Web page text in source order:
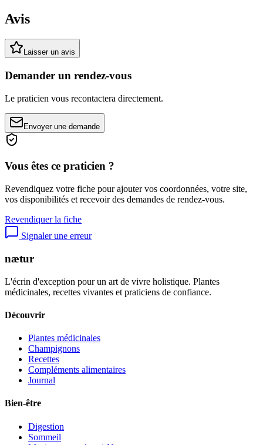
Avis
Laisser un avis
Demander un rendez-vous
Le praticien vous recontactera directement.
Envoyer une demande
Vous êtes ce praticien ?
Revendiquez votre fiche pour ajouter vos coordonnées, votre site,
vos disponibilités et recevoir des demandes de rendez-vous.
Revendiquer la fiche
Signaler une erreur
nætur
L'écrin d'exception pour un art de vivre holistique. Plantes
médicinales, recettes vivantes et praticiens de confiance.
Découvrir
Plantes médicinales
Champignons
Recettes
Compléments alimentaires
Journal
Bien-être
Digestion
Sommeil